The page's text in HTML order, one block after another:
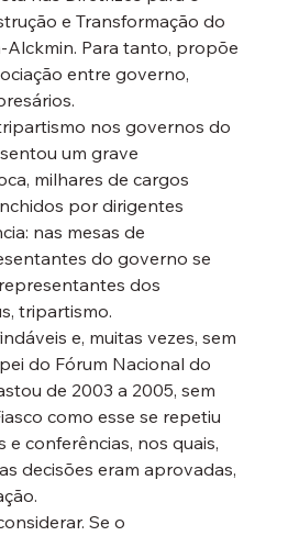
e Transformação do
Alckmin. Para tanto, propõe
entre governo,
nos governos do
um grave
milhares de cargos
por dirigentes
nas mesas de
do governo se
dos
tripartismo.
e, muitas vezes, sem
do Fórum Nacional do
de 2003 a 2005, sem
como esse se repetiu
e conferências, nos quais,
decisões eram aprovadas,
Se o